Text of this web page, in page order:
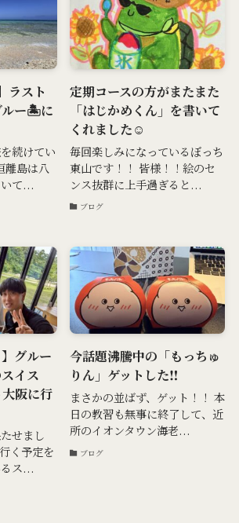
ラスト
ルー🏝️に
続けてい
島は八
て...
定期コースの方がまたまた
「はじかめくん」を書いて
くれました☺️
毎回楽しみになっているぼっち
東山です！！ 皆様！！絵のセ
ンス抜群に上手過ぎると...
ブログ
グルー
イス
阪に行
せまし
く予定を
ス...
今話題沸騰中の「もっちゅ
りん」ゲットした‼️
まさかの並ばず、ゲット！！ 本
日の教習も無事に終了して、近
所のイオンタウン海老...
ブログ